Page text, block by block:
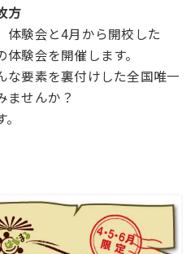
方
体験会と4月から開校した
体験会を開催します。
な要素を裏付けした全国唯一
ませんか？